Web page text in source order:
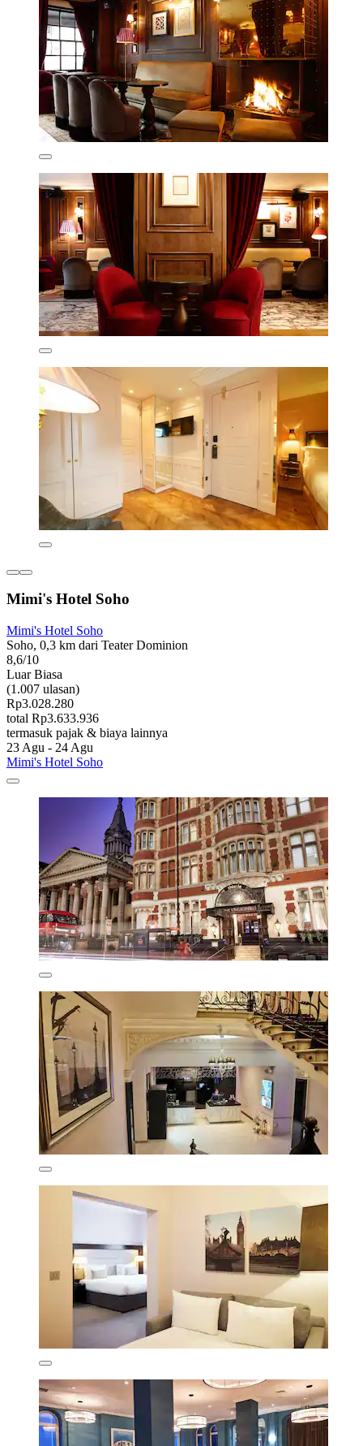
Mimi's Hotel Soho
Mimi's Hotel Soho
Soho, 0,3 km dari Teater Dominion
8,6/10
Luar Biasa
(1.007 ulasan)
Rp3.028.280
total Rp3.633.936
termasuk pajak & biaya lainnya
23 Agu - 24 Agu
Mimi's Hotel Soho